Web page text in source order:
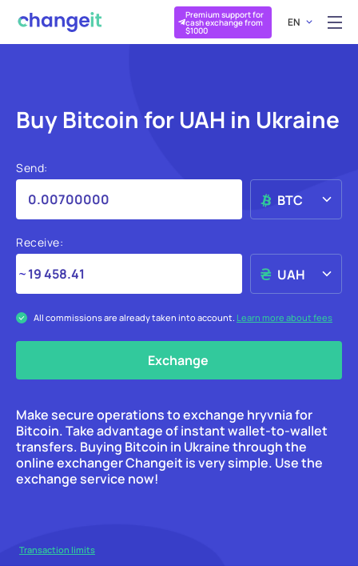
Premium support for
cash exchange from
$1000
EN
Buy Bitcoin for UAH in Ukraine
Send:
BTC
Receive:
UAH
All commissions are already taken into account. Learn more about fees
Exchange
Make secure operations to exchange hryvnia for
Bitcoin. Take advantage of instant wallet-to-wallet
transfers. Buying Bitcoin in Ukraine through the
online exchanger Changeit is very simple. Use the
exchange service now!
Transaction limits